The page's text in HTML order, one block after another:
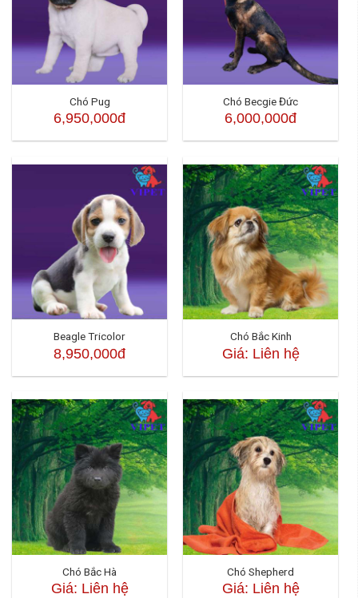
Chó Pug
6,950,000đ
Chó Becgie Đức
6,000,000đ
Beagle Tricolor
8,950,000đ
Chó Bắc Kinh
Giá: Liên hệ
Chó Bắc Hà
Giá: Liên hệ
Chó Shepherd
Giá: Liên hệ